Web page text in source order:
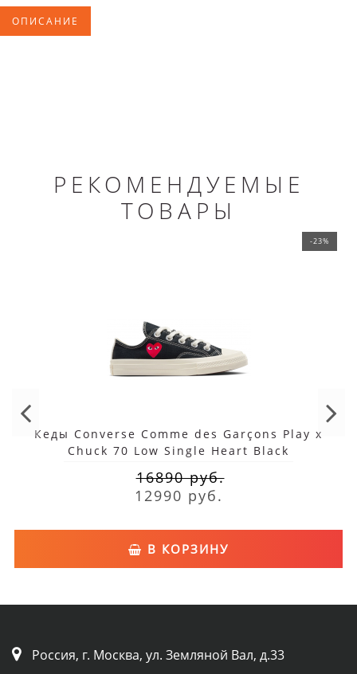
ОПИСАНИЕ
РЕКОМЕНДУЕМЫЕ
ТОВАРЫ
-23%
Кеды Converse Comme des Garçons Play x
Chuck 70 Low Single Heart Black
16890 руб.
12990 руб.
В КОРЗИНУ
Россия, г. Москва, ул. Земляной Вал, д.33